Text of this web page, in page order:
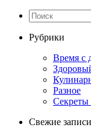
Рубрики
Время с
Разное
Секреты
Свежие записи